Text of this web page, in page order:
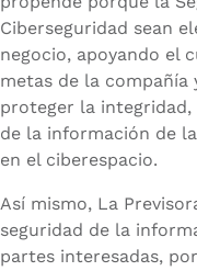
Ciberseguridad sean
negocio, apoyando el
metas de la
proteger la
de la información de
en el ciberespacio.
Así mismo, La
seguridad de la
partes interesadas,